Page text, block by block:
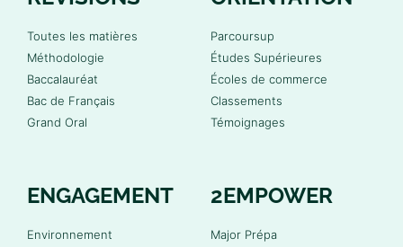
Toutes les matières
Méthodologie
Baccalauréat
Bac de Français
Grand Oral
Parcoursup
Études Supérieures
Écoles de commerce
Classements
Témoignages
ENGAGEMENT
Environnement
2EMPOWER
Major Prépa